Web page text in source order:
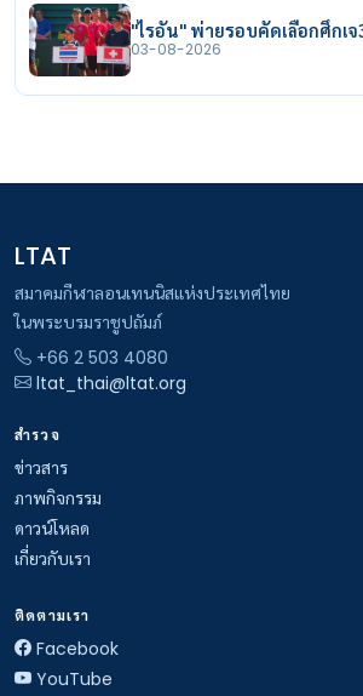
"ไรอัน" พ่ายรอบคัดเลือกศึกเ
03-08-2026
LTAT
สมาคมกีฬาลอนเทนนิสแห่งประเทศไทย
ในพระบรมราชูปถัมภ์
+66 2 503 4080
ltat_thai@ltat.org
สำรวจ
ข่าวสาร
ภาพกิจกรรม
ดาวน์โหลด
เกี่ยวกับเรา
ติดตามเรา
Facebook
YouTube